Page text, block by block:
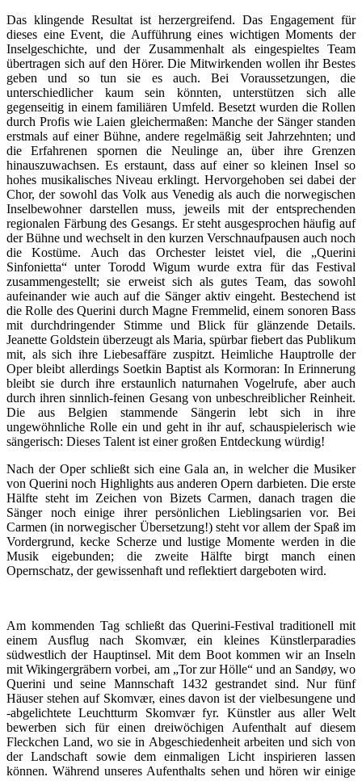
Das klingende Resultat ist herzergreifend. Das Engagement für
dieses eine Event, die Aufführung eines wichtigen Moments der
Inselgeschichte, und der Zusammenhalt als eingespieltes Team
übertragen sich auf den Hörer. Die Mitwirkenden wollen ihr Bestes
geben und so tun sie es auch. Bei Voraussetzungen, die
unterschiedlicher kaum sein könnten, unterstützen sich alle
gegenseitig in einem familiären Umfeld. Besetzt wurden die Rollen
durch Profis wie Laien gleichermaßen: Manche der Sänger standen
erstmals auf einer Bühne, andere regelmäßig seit Jahrzehnten; und
die Erfahrenen spornen die Neulinge an, über ihre Grenzen
hinauszuwachsen. Es erstaunt, dass auf einer so kleinen Insel so
hohes musikalisches Niveau erklingt. Hervorgehoben sei dabei der
Chor, der sowohl das Volk aus Venedig als auch die norwegischen
Inselbewohner darstellen muss, jeweils mit der entsprechenden
regionalen Färbung des Gesangs. Er steht ausgesprochen häufig auf
der Bühne und wechselt in den kurzen Verschnaufpausen auch noch
die Kostüme. Auch das Orchester leistet viel, die „Querini
Sinfonietta“ unter Torodd Wigum wurde extra für das Festival
zusammengestellt; sie erweist sich als gutes Team, das sowohl
aufeinander wie auch auf die Sänger aktiv eingeht. Bestechend ist
die Rolle des Querini durch Magne Fremmelid, einem sonoren Bass
mit durchdringender Stimme und Blick für glänzende Details.
Jeanette Goldstein überzeugt als Maria, spürbar fiebert das Publikum
mit, als sich ihre Liebesaffäre zuspitzt. Heimliche Hauptrolle der
Oper bleibt allerdings Soetkin Baptist als Kormoran: In Erinnerung
bleibt sie durch ihre erstaunlich naturnahen Vogelrufe, aber auch
durch ihren sinnlich-feinen Gesang von unbeschreiblicher Reinheit.
Die aus Belgien stammende Sängerin lebt sich in ihre
ungewöhnliche Rolle ein und geht in ihr auf, schauspielerisch wie
sängerisch: Dieses Talent ist einer großen Entdeckung würdig!
Nach der Oper schließt sich eine Gala an, in welcher die Musiker
von Querini noch Highlights aus anderen Opern darbieten. Die erste
Hälfte steht im Zeichen von Bizets Carmen, danach tragen die
Sänger noch einige ihrer persönlichen Lieblingsarien vor. Bei
Carmen (in norwegischer Übersetzung!) steht vor allem der Spaß im
Vordergrund, kecke Scherze und lustige Momente werden in die
Musik eigebunden; die zweite Hälfte birgt manch einen
Opernschatz, der gewissenhaft und reflektiert dargeboten wird.
Am kommenden Tag schließt das Querini-Festival traditionell mit
einem Ausflug nach Skomvær, ein kleines Künstlerparadies
südwestlich der Hauptinsel. Mit dem Boot kommen wir an Inseln
mit Wikingergräbern vorbei, am „Tor zur Hölle“ und an Sandøy, wo
Querini und seine Mannschaft 1432 gestrandet sind. Nur fünf
Häuser stehen auf Skomvær, eines davon ist der vielbesungene und
-abgelichtete Leuchtturm Skomvær fyr. Künstler aus aller Welt
bewerben sich für einen dreiwöchigen Aufenthalt auf diesem
Fleckchen Land, wo sie in Abgeschiedenheit arbeiten und sich von
der Landschaft sowie dem einmaligen Licht inspirieren lassen
können. Während unseres Aufenthalts sehen und hören wir einige